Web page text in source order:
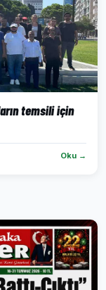
temsili için
Oku →